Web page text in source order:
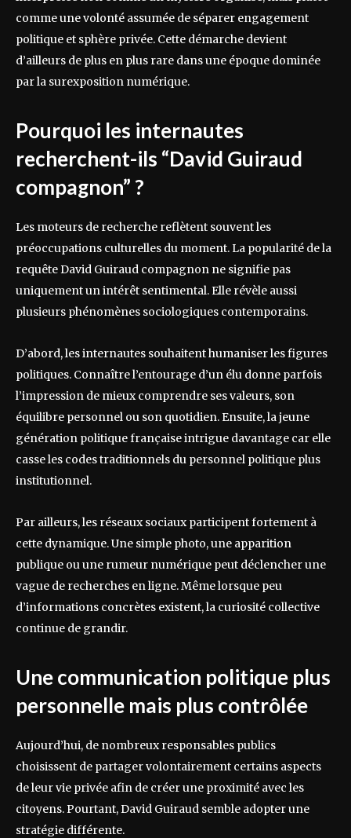
comme une volonté assumée de séparer engagement
politique et sphère privée. Cette démarche devient
d’ailleurs de plus en plus rare dans une époque dominée
par la surexposition numérique.
Pourquoi les internautes
recherchent-ils “David Guiraud
compagnon” ?
Les moteurs de recherche reflètent souvent les
préoccupations culturelles du moment. La popularité de la
requête David Guiraud compagnon ne signifie pas
uniquement un intérêt sentimental. Elle révèle aussi
plusieurs phénomènes sociologiques contemporains.
D’abord, les internautes souhaitent humaniser les figures
politiques. Connaître l’entourage d’un élu donne parfois
l’impression de mieux comprendre ses valeurs, son
équilibre personnel ou son quotidien. Ensuite, la jeune
génération politique française intrigue davantage car elle
casse les codes traditionnels du personnel politique plus
institutionnel.
Par ailleurs, les réseaux sociaux participent fortement à
cette dynamique. Une simple photo, une apparition
publique ou une rumeur numérique peut déclencher une
vague de recherches en ligne. Même lorsque peu
d’informations concrètes existent, la curiosité collective
continue de grandir.
Une communication politique plus
personnelle mais plus contrôlée
Aujourd’hui, de nombreux responsables publics
choisissent de partager volontairement certains aspects
de leur vie privée afin de créer une proximité avec les
citoyens. Pourtant, David Guiraud semble adopter une
stratégie différente.